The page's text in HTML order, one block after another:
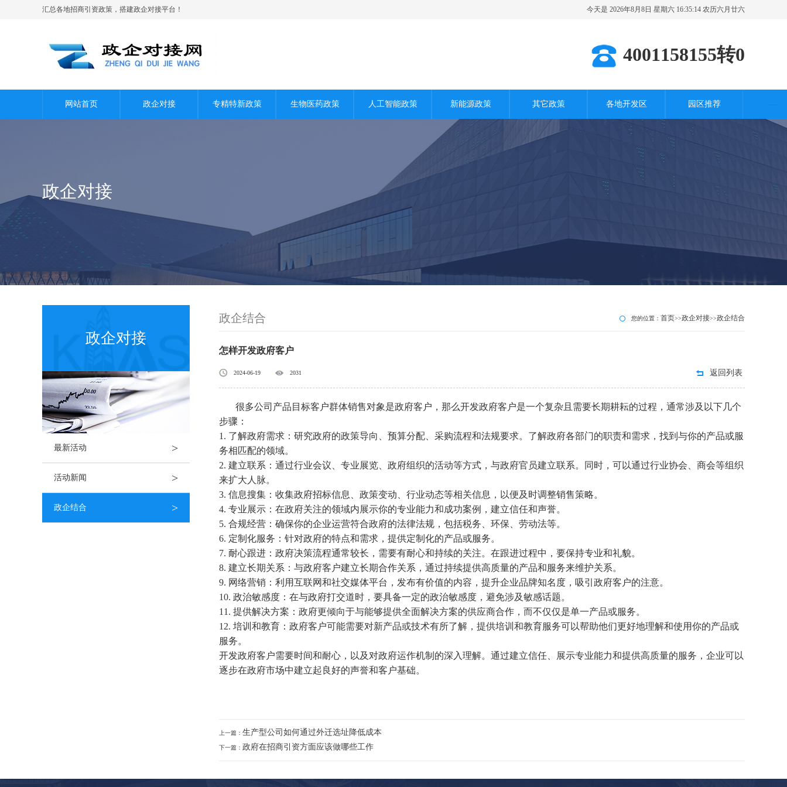
汇总各地招商引资政策，搭建政企对接平台！ 今天是 2026年8月8日 星期六 16:35:15 农历六月廿六
4001158155转0
网站首页 政企对接 专精特新政策 生物医药政策 人工智能政策 新能源政策 其它政策 各地开发区
其它城市
园区推荐
政企对接
政企对接
最新活动 >
活动新闻 >
政企结合 >
政企结合 您的位置： 首页>>政企对接>>政企结合
怎样开发政府客户
2024-06-19 2031 返回列表
很多公司产品目标客户群体销售对象是政府客户，那么开发政府客户是一个复杂且需要长期耕耘的过程，通常涉及以下几个
步骤：
1. 了解政府需求：研究政府的政策导向、预算分配、采购流程和法规要求。了解政府各部门的职责和需求，找到与你的产品或服
务相匹配的领域。
2. 建立联系：通过行业会议、专业展览、政府组织的活动等方式，与政府官员建立联系。同时，可以通过行业协会、商会等组织
来扩大人脉。
3. 信息搜集：收集政府招标信息、政策变动、行业动态等相关信息，以便及时调整销售策略。
4. 专业展示：在政府关注的领域内展示你的专业能力和成功案例，建立信任和声誉。
5. 合规经营：确保你的企业运营符合政府的法律法规，包括税务、环保、劳动法等。
6. 定制化服务：针对政府的特点和需求，提供定制化的产品或服务。
7. 耐心跟进：政府决策流程通常较长，需要有耐心和持续的关注。在跟进过程中，要保持专业和礼貌。
8. 建立长期关系：与政府客户建立长期合作关系，通过持续提供高质量的产品和服务来维护关系。
9. 网络营销：利用互联网和社交媒体平台，发布有价值的内容，提升企业品牌知名度，吸引政府客户的注意。
10. 政治敏感度：在与政府打交道时，要具备一定的政治敏感度，避免涉及敏感话题。
11. 提供解决方案：政府更倾向于与能够提供全面解决方案的供应商合作，而不仅仅是单一产品或服务。
12. 培训和教育：政府客户可能需要对新产品或技术有所了解，提供培训和教育服务可以帮助他们更好地理解和使用你的产品或
服务。
开发政府客户需要时间和耐心，以及对政府运作机制的深入理解。通过建立信任、展示专业能力和提供高质量的服务，企业可以
逐步在政府市场中建立起良好的声誉和客户基础。
上一篇： 生产型公司如何通过外迁选址降低成本
下一篇： 政府在招商引资方面应该做哪些工作